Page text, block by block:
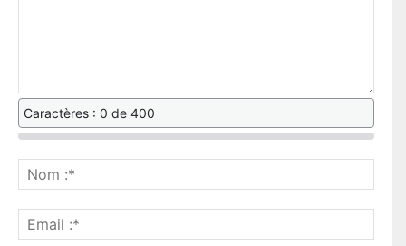
Caractères : 0 de 400